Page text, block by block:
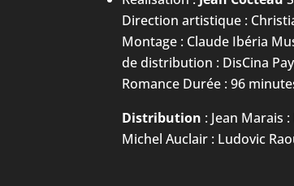
Direction artistique :
Montage : Claude Ibéria
de distribution : DisCina
Romance Durée : 96
Distribution : Jean Marais
Michel Auclair : Ludovic